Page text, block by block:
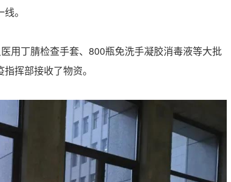
。
用丁腈检查手套、800瓶免洗手凝胶消毒液等大批
挥部接收了物资。